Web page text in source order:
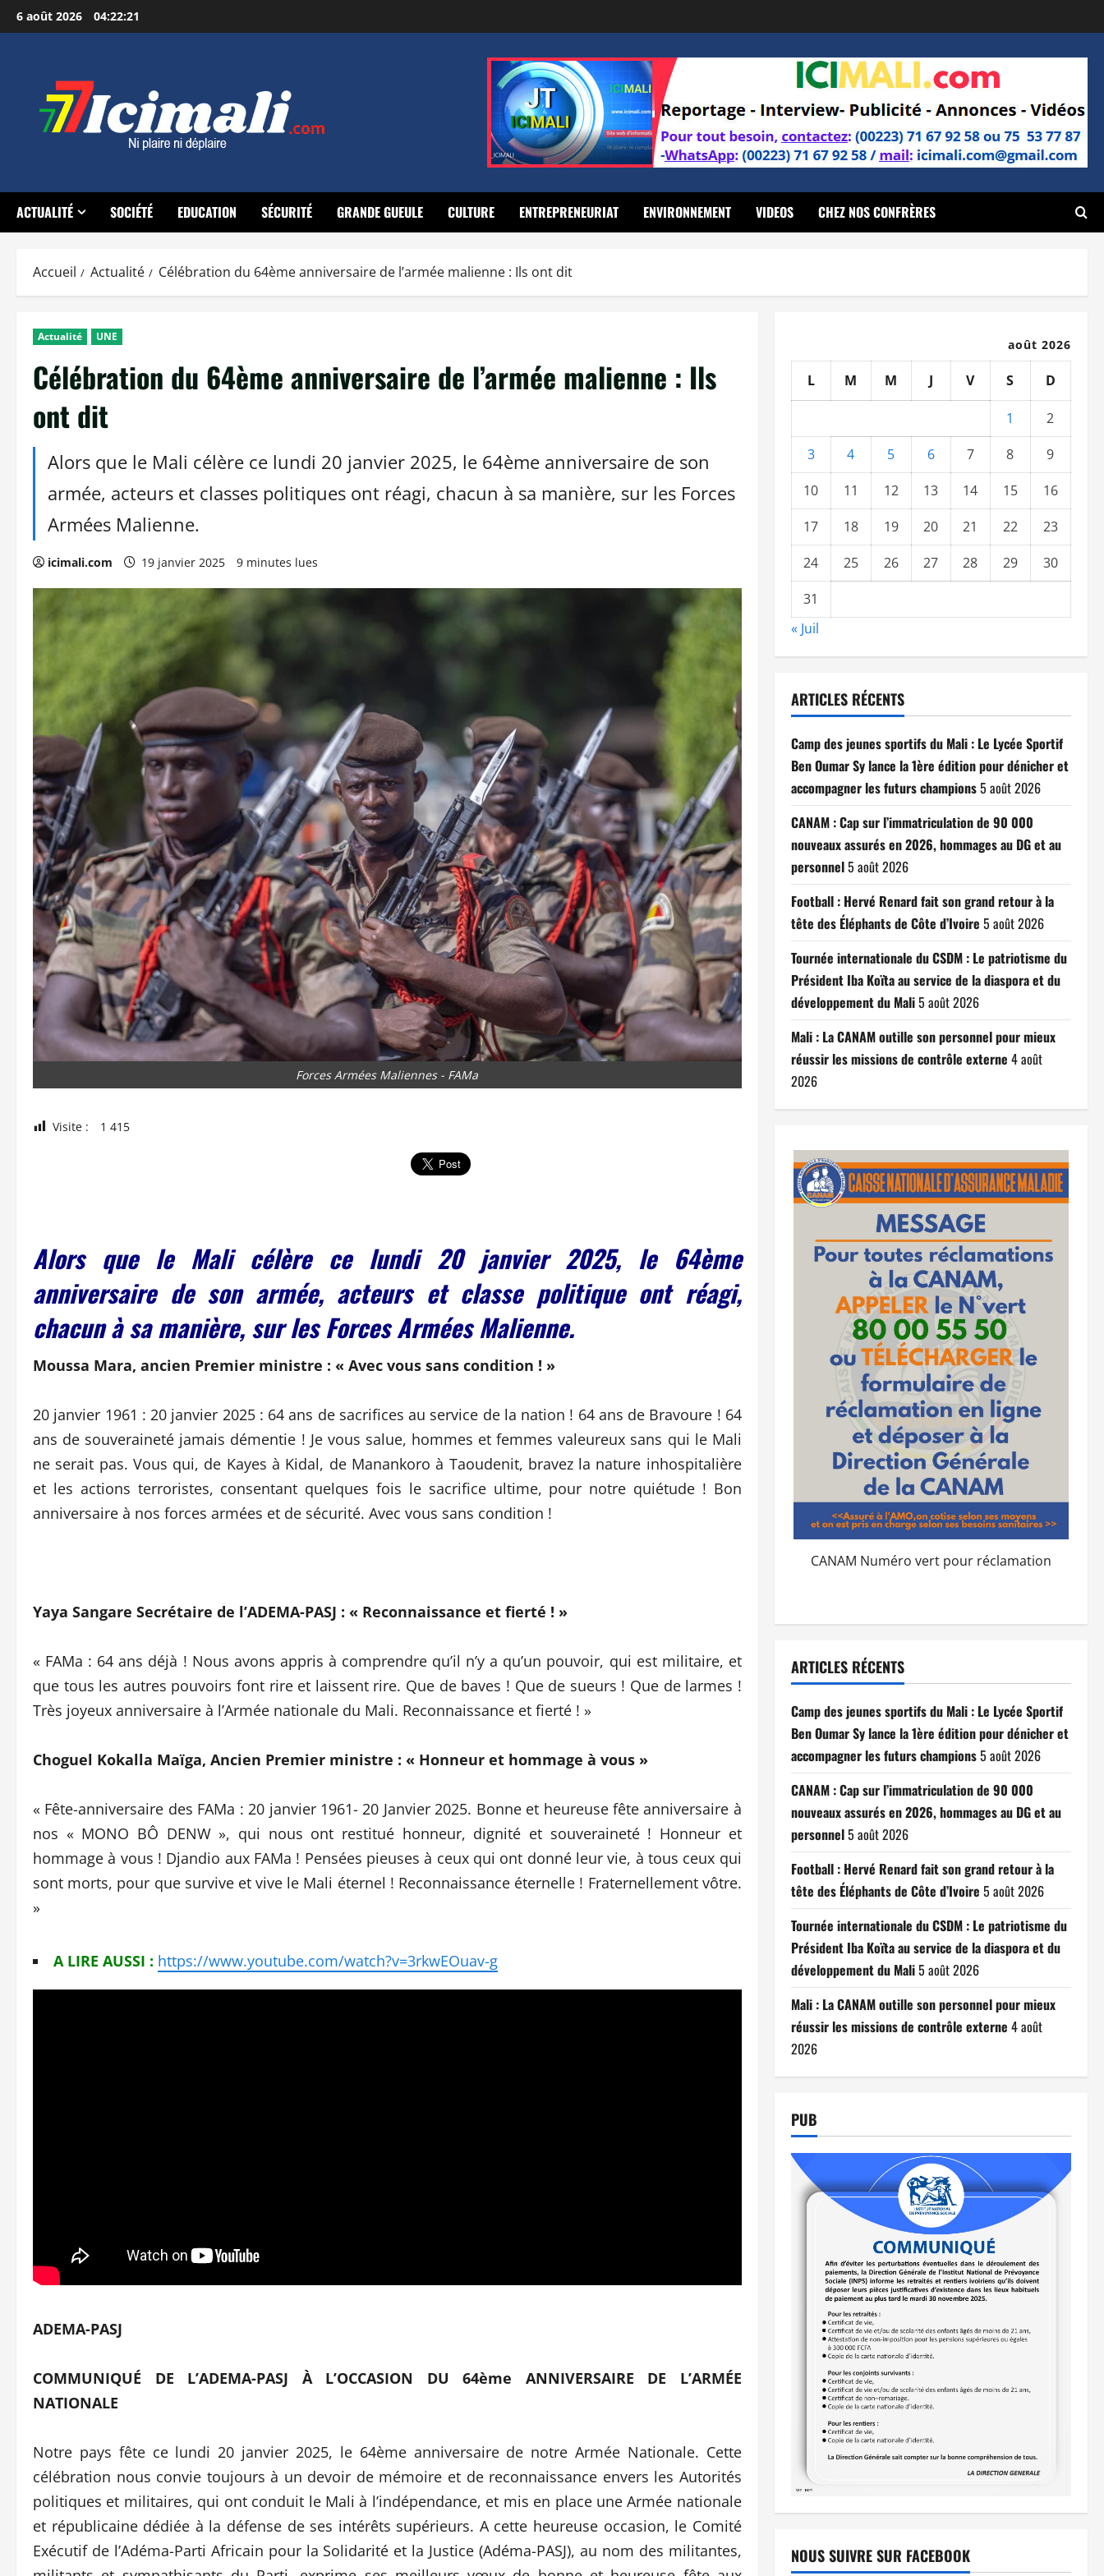
Aller
au
6 août 2026 04:22:22
ACTUALITÉ SOCIÉTÉ EDUCATION SÉCURITÉ GRANDE GUEULE CULTURE ENTREPRENEURIAT ENVIRONNEMENT VIDEOS CHEZ NOS CONFRÈRES
Accueil Actualité Célébration du 64ème anniversaire de l’armée malienne : Ils ont dit
Actualité UNE
Célébration du 64ème anniversaire de l’armée malienne : Ils
ont dit
Alors que le Mali célère ce lundi 20 janvier 2025, le 64ème anniversaire de son
armée, acteurs et classes politiques ont réagi, chacun à sa manière, sur les Forces
Armées Malienne.
icimali.com 19 janvier 2025 9 minutes lues
Forces Armées Maliennes - FAMa
Visite : 1 415
Alors que le Mali célère ce lundi 20 janvier 2025, le 64ème
anniversaire de son armée, acteurs et classe politique ont réagi,
chacun à sa manière, sur les Forces Armées Malienne.
Moussa Mara, ancien Premier ministre : « Avec vous sans condition ! »
20 janvier 1961 : 20 janvier 2025 : 64 ans de sacrifices au service de la nation ! 64 ans de Bravoure ! 64
ans de souveraineté jamais démentie ! Je vous salue, hommes et femmes valeureux sans qui le Mali
ne serait pas. Vous qui, de Kayes à Kidal, de Manankoro à Taoudenit, bravez la nature inhospitalière
et les actions terroristes, consentant quelques fois le sacrifice ultime, pour notre quiétude ! Bon
anniversaire à nos forces armées et de sécurité. Avec vous sans condition !
Yaya Sangare Secrétaire de l’ADEMA-PASJ : « Reconnaissance et fierté ! »
« FAMa : 64 ans déjà ! Nous avons appris à comprendre qu’il n’y a qu’un pouvoir, qui est militaire, et
que tous les autres pouvoirs font rire et laissent rire. Que de baves ! Que de sueurs ! Que de larmes !
Très joyeux anniversaire à l’Armée nationale du Mali. Reconnaissance et fierté ! »
Choguel Kokalla Maïga, Ancien Premier ministre : « Honneur et hommage à vous »
« Fête-anniversaire des FAMa : 20 janvier 1961- 20 Janvier 2025. Bonne et heureuse fête anniversaire à
nos « MONO BÔ DENW », qui nous ont restitué honneur, dignité et souveraineté ! Honneur et
hommage à vous ! Djandio aux FAMa ! Pensées pieuses à ceux qui ont donné leur vie, à tous ceux qui
sont morts, pour que survive et vive le Mali éternel ! Reconnaissance éternelle ! Fraternellement vôtre.
»
A LIRE AUSSI : https://www.youtube.com/watch?v=3rkwEOuav-g
ADEMA-PASJ
COMMUNIQUÉ DE L’ADEMA-PASJ À L’OCCASION DU 64ème ANNIVERSAIRE DE L’ARMÉE
NATIONALE
Notre pays fête ce lundi 20 janvier 2025, le 64ème anniversaire de notre Armée Nationale. Cette
célébration nous convie toujours à un devoir de mémoire et de reconnaissance envers les Autorités
politiques et militaires, qui ont conduit le Mali à l’indépendance, et mis en place une Armée nationale
et républicaine dédiée à la défense de ses intérêts supérieurs. A cette heureuse occasion, le Comité
Exécutif de l’Adéma-Parti Africain pour la Solidarité et la Justice (Adéma-PASJ), au nom des militantes,
août 2026
L M M J V S D
1
2
3
4 5 6 7 8
9
10
11 12 13 14 15
16
17
18 19 20 21 22
23
24
25 26 27 28 29
30
31
« Juil
ARTICLES RÉCENTS
Camp des jeunes sportifs du Mali : Le Lycée Sportif
Ben Oumar Sy lance la 1ère édition pour dénicher et
accompagner les futurs champions5 août 2026
CANAM : Cap sur l’immatriculation de 90 000
nouveaux assurés en 2026, hommages au DG et au
personnel5 août 2026
Football : Hervé Renard fait son grand retour à la
tête des Éléphants de Côte d’Ivoire 5 août 2026
Tournée internationale du CSDM : Le patriotisme du
Président Iba Koïta au service de la diaspora et du
développement du Mali5 août 2026
Mali : La CANAM outille son personnel pour mieux
réussir les missions de contrôle externe 4 août
2026
CANAM Numéro vert pour réclamation
ARTICLES RÉCENTS
Camp des jeunes sportifs du Mali : Le Lycée Sportif
Ben Oumar Sy lance la 1ère édition pour dénicher et
accompagner les futurs champions5 août 2026
CANAM : Cap sur l’immatriculation de 90 000
nouveaux assurés en 2026, hommages au DG et au
personnel5 août 2026
Football : Hervé Renard fait son grand retour à la
tête des Éléphants de Côte d’Ivoire 5 août 2026
Tournée internationale du CSDM : Le patriotisme du
Président Iba Koïta au service de la diaspora et du
développement du Mali5 août 2026
Mali : La CANAM outille son personnel pour mieux
réussir les missions de contrôle externe 4 août
2026
PUB
NOUS SUIVRE SUR FACEBOOK